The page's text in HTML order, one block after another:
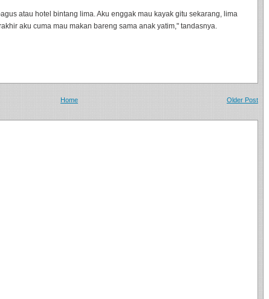
atau hotel bintang lima. Aku enggak mau kayak gitu sekarang, lima
aku cuma mau makan bareng sama anak yatim," tandasnya.
Older Post
Home